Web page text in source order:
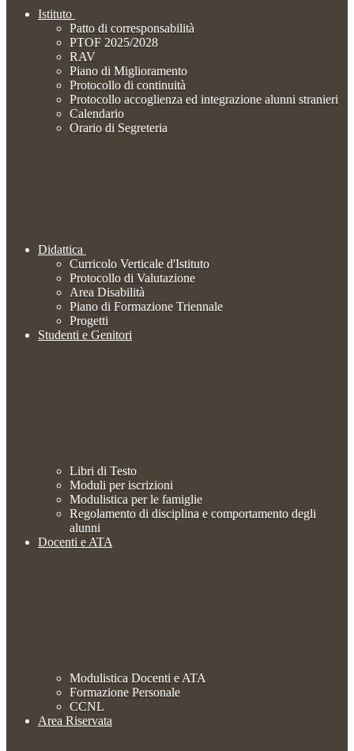
Istituto
Patto di corresponsabilità
PTOF 2025/2028
RAV
Piano di Miglioramento
Protocollo di continuità
Protocollo accoglienza ed integrazione alunni stranieri
Calendario
Orario di Segreteria
Didattica
Curricolo Verticale d'Istituto
Protocollo di Valutazione
Area Disabilità
Piano di Formazione Triennale
Progetti
Studenti e Genitori
Libri di Testo
Moduli per iscrizioni
Modulistica per le famiglie
Regolamento di disciplina e comportamento degli
alunni
Docenti e ATA
Modulistica Docenti e ATA
Formazione Personale
CCNL
Area Riservata